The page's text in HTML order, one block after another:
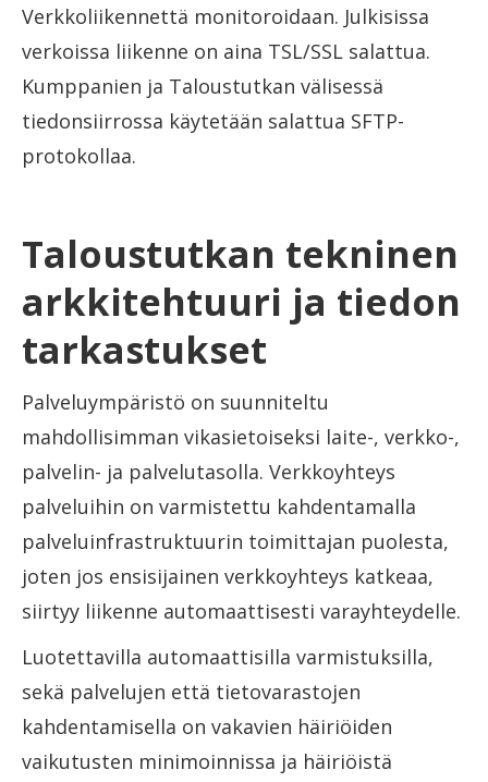
Verkkoliikennettä monitoroidaan. Julkisissa
verkoissa liikenne on aina TSL/SSL salattua.
Kumppanien ja Taloustutkan välisessä
tiedonsiirrossa käytetään salattua SFTP-
protokollaa.
Taloustutkan tekninen
arkkitehtuuri ja tiedon
tarkastukset
Palveluympäristö on suunniteltu
mahdollisimman vikasietoiseksi laite-, verkko-,
palvelin- ja palvelutasolla. Verkkoyhteys
palveluihin on varmistettu kahdentamalla
palveluinfrastruktuurin toimittajan puolesta,
joten jos ensisijainen verkkoyhteys katkeaa,
siirtyy liikenne automaattisesti varayhteydelle.
Luotettavilla automaattisilla varmistuksilla,
sekä palvelujen että tietovarastojen
kahdentamisella on vakavien häiriöiden
vaikutusten minimoinnissa ja häiriöistä